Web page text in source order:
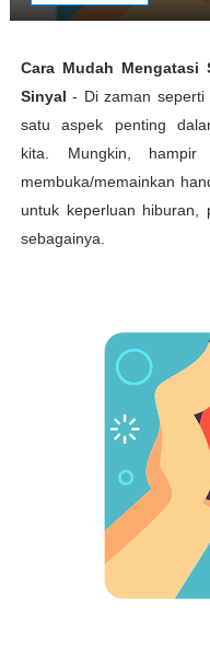
Cara Mudah Mengatasi
Sinyal- Di zaman seperti
satu aspek penting
kita. Mungkin,
membuka/memainkan
untuk keperluan hiburan,
sebagainya.